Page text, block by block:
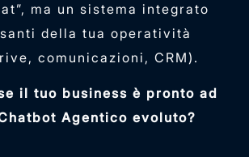
ma un sistema integrato
della tua operatività
comunicazioni, CRM).
il tuo business è pronto ad
Agentico evoluto?